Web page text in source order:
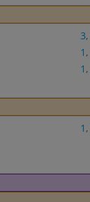
3,
1 ,
1 ,
1 ,